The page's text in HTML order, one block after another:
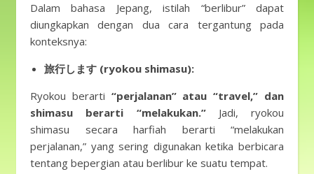
Dalam bahasa Jepang, istilah “berlibur” dapat
diungkapkan dengan dua cara tergantung pada
konteksnya:
旅行します (ryokou shimasu):
Ryokou berarti “perjalanan” atau “travel,” dan
shimasu berarti “melakukan.”Jadi, ryokou
shimasu secara harfiah berarti “melakukan
perjalanan,” yang sering digunakan ketika berbicara
tentang bepergian atau berlibur ke suatu tempat.